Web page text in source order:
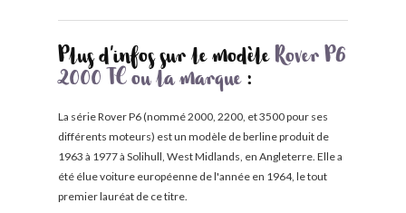
Plus d'infos sur le modèle Rover P6
2000 TC ou la marque:
La série Rover P6 (nommé 2000, 2200, et 3500 pour ses
différents moteurs) est un modèle de berline produit de
1963 à 1977 à Solihull, West Midlands, en Angleterre. Elle a
été élue voiture européenne de l'année en 1964, le tout
premier lauréat de ce titre.